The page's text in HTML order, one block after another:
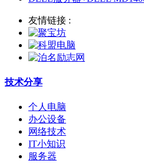
友情链接 :
技术分享
个人电脑
办公设备
网络技术
IT小知识
服务器